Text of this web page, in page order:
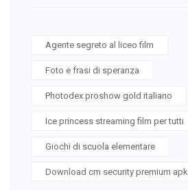
Agente segreto al liceo film
Foto e frasi di speranza
Photodex proshow gold italiano
Ice princess streaming film per tutti
Giochi di scuola elementare
Download cm security premium apk